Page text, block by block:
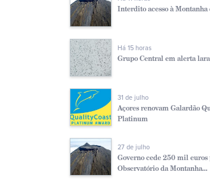
Interdito acesso à Montanha
Há 15 horas
Grupo Central em alerta
31 de julho
Açores renovam Galardão
Platinum
27 de julho
Governo cede 250 mil
Observatório da Montanha...